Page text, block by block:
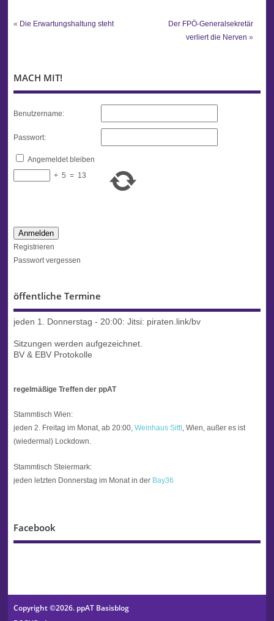
« Die Erwartungshaltung steht
Der FPÖ-Generalsekretär
verliert die Nerven »
MACH MIT!
Benutzername:
Passwort:
Angemeldet bleiben
+ 5 = 13
Anmelden
Registrieren
Passwort vergessen
öffentliche Termine
jeden 1. Donnerstag - 20:00: Jitsi: piraten.link/bv
Sitzungen werden aufgezeichnet.
BV & EBV Protokolle
regelmäßige Treffen der ppAT
Stammtisch Wien:
jeden 2. Freitag im Monat, ab 20:00, Weinhaus Sittl , Wien, außer es ist
(wiedermal) Lockdown.
Stammtisch Steiermark:
jeden letzten Donnerstag im Monat in der Bay36
Facebook
Copyright ©2026. ppAT Basisblog